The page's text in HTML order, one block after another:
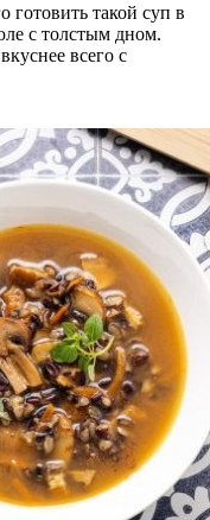
готовить такой суп в
с толстым дном.
всего с